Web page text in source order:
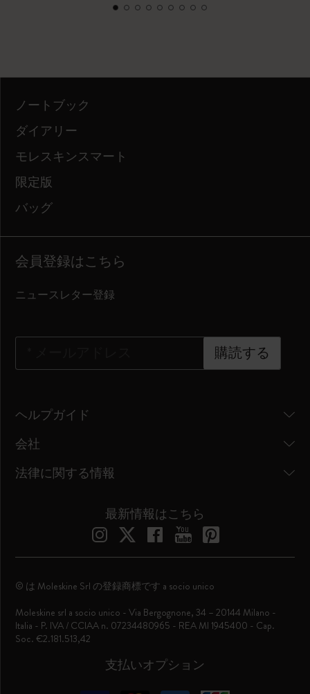
ノートブック
ダイアリー
モレスキンスマート
限定版
バッグ
会員登録はこちら
ニュースレター登録
購読する
ヘルプガイド
会社
法律に関する情報
最新情報はこちら
支払いオプション
© は Moleskine Srl の登録商標です a socio unico
Moleskine srl a socio unico - Via Bergognone, 34 – 20144 Milano -
Italia - P. IVA / CCIAA n. 07234480965 - REA MI 1945400 - Cap.
Soc. €2.181.513,42